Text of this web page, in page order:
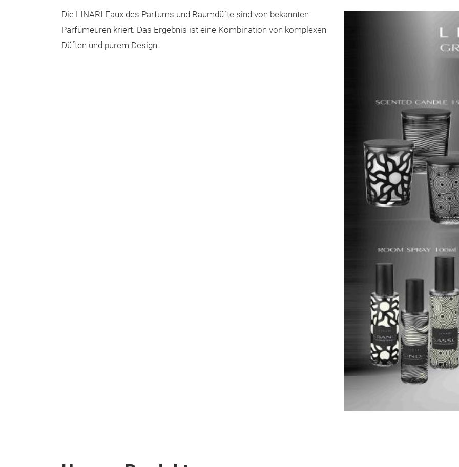
Die LINARI Eaux des Parfums und Raumdüfte sind von bekannten
Parfümeuren kriert. Das Ergebnis ist eine Kombination von komplexen
Düften und purem Design.